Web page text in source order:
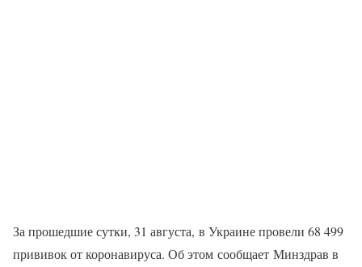
За прошедшие сутки, 31 августа, в Украине провели 68 499
прививок от коронавируса. Об этом сообщает Минздрав в